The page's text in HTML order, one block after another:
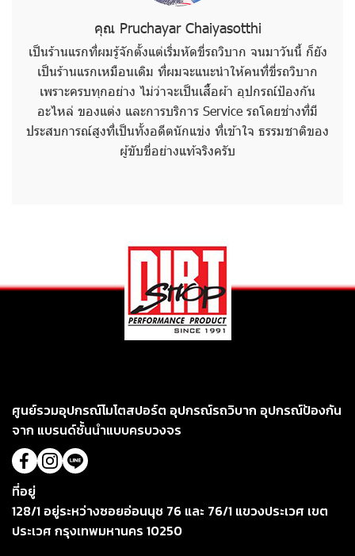
คุณ Pruchayar Chaiyasotthi
เป็นร้านแรกที่ผมรู้จักตั้งแต่เริ่มหัดขี่รถวิบาก จนมาวันนี้ ก็ยัง
เป็นร้านแรกเหมือนเดิม ที่ผมจะแนะนำให้คนที่ขี่รถวิบาก
เพราะครบทุกอย่าง ไม่ว่าจะเป็นเสื้อผ้า อุปกรณ์ป้องกัน
อะไหล่ ของแต่ง และการบริการ Service รถโดยช่างที่มี
ประสบการณ์สูงที่เป็นทั้งอดีตนักแข่ง ที่เข้าใจ ธรรมชาติของ
ผู้ขับขี่อย่างแท้จริงครับ
ศูนย์รวมอุปกรณ์โมโตสปอร์ต อุปกรณ์รถวิบาก อุปกรณ์ป้องกัน
จาก แบรนด์ชั้นนำแบบครบวงจร
ที่อยู่
128/1 อยู่ระหว่างซอยอ่อนนุช 76 และ 76/1 แขวงประเวศ เขต
ประเวศ กรุงเทพมหานคร 10250